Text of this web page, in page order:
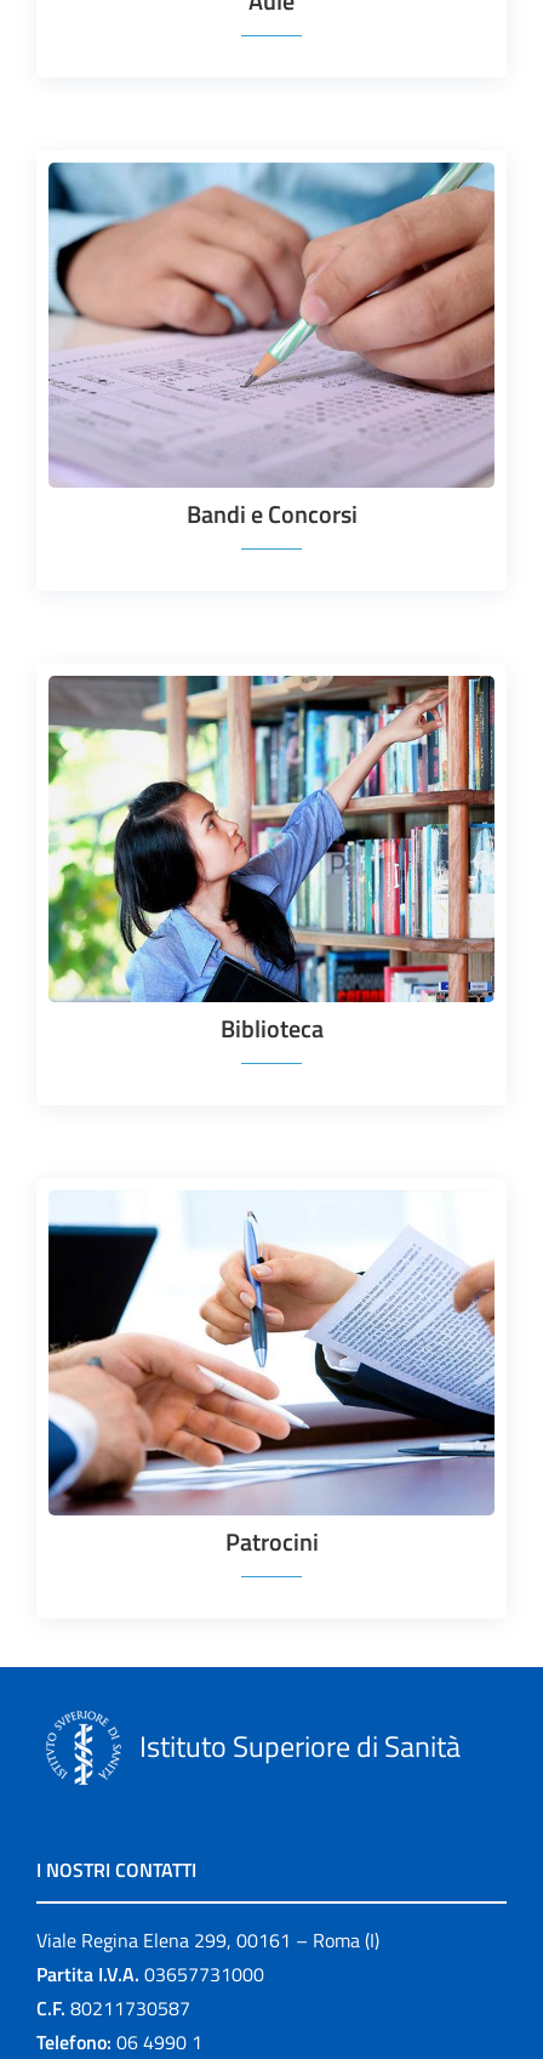
Bandi e Concorsi
Biblioteca
Patrocini
Istituto Superiore di Sanità
I NOSTRI CONTATTI
Viale Regina Elena 299, 00161 – Roma (I)
Partita I.V.A. 03657731000
C.F. 80211730587
Telefono: 06 4990 1